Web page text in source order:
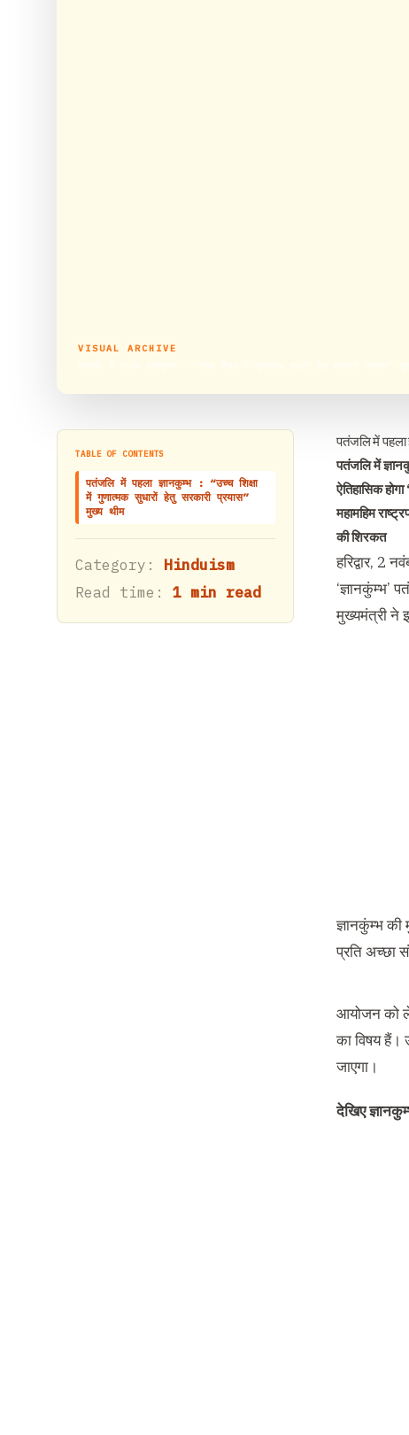
VISUAL ARCHIVE
TABLE OF CONTENTS
पतंजलि में पहला ज्ञानकुम्भ : “उच्च शिक्षा
में गुणात्मक सुधारों हेतु सरकारी प्रयास”
मुख्य थीम
Category: Hinduism
Read time: 1 min read
पतंजलि में पहला
पतंजलि में
ऐतिहासिक
महामहिम
की शिरकत
हरिद्वार, 2
‘ज्ञानकुंम्भ’
मुख्यमंत्री ने
ज्ञानकुंम्भ की
प्रति अच्छा
आयोजन को
का विषय हैं।
जाएगा।
देखिए